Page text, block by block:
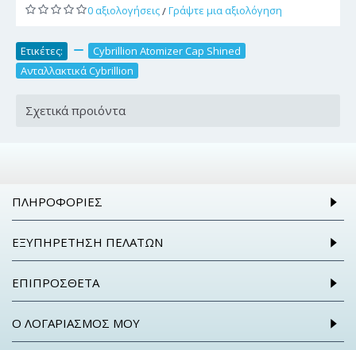
0 αξιολογήσεις/Γράψτε μια αξιολόγηση
Ετικέτες: Cybrillion Atomizer Cap Shined
Ανταλλακτικά Cybrillion
Σχετικά προιόντα
ΠΛΗΡΟΦΟΡΊΕΣ
ΕΞΥΠΗΡΈΤΗΣΗ ΠΕΛΑΤΏΝ
ΕΠΙΠΡΌΣΘΕΤΑ
Ο ΛΟΓΑΡΙΑΣΜΌΣ ΜΟΥ